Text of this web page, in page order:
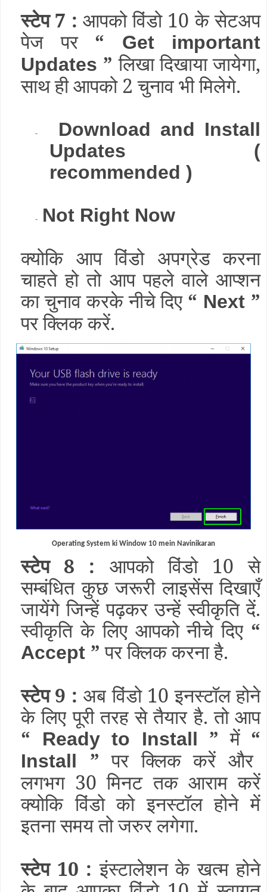
स्टेप 7 : आपको विंडो 10 के सेटअप
पेज पर “ Get important
Updates ” लिखा दिखाया जायेगा,
साथ ही आपको 2 चुनाव भी मिलेगे.
-
Download and Install
Updates (
recommended )
- Not Right Now
क्योकि आप विंडो अपग्रेड करना
चाहते हो तो आप पहले वाले आप्शन
का चुनाव करके नीचे दिए “ Next ”
पर क्लिक करें.
Operating System ki Window 10 mein Navinikaran
स्टेप 8 : आपको विंडो 10 से
सम्बंधित कुछ जरूरी लाइसेंस दिखाएँ
जायेंगे जिन्हें पढ़कर उन्हें स्वीकृति दें.
स्वीकृति के लिए आपको नीचे दिए “
Accept ” पर क्लिक करना है.
स्टेप 9 : अब विंडो 10 इनस्टॉल होने
के लिए पूरी तरह से तैयार है. तो आप
“ Ready to Install ”में “
Install ” पर क्लिक करें और
लगभग 30 मिनट तक आराम करें
क्योकि विंडो को इनस्टॉल होने में
इतना समय तो जरुर लगेगा.
स्टेप 10 : इंस्टालेशन के खत्म होने